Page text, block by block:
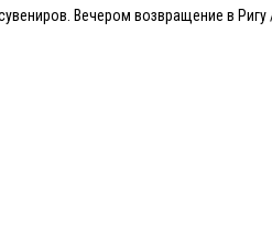
Вечером возвращение в Ригу